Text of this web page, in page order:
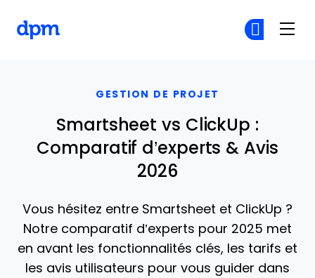
GESTION DE PROJET
Smartsheet vs ClickUp :
Comparatif d’experts & Avis
2026
Vous hésitez entre Smartsheet et ClickUp ?
Notre comparatif d’experts pour 2025 met
en avant les fonctionnalités clés, les tarifs et
les avis utilisateurs pour vous guider dans